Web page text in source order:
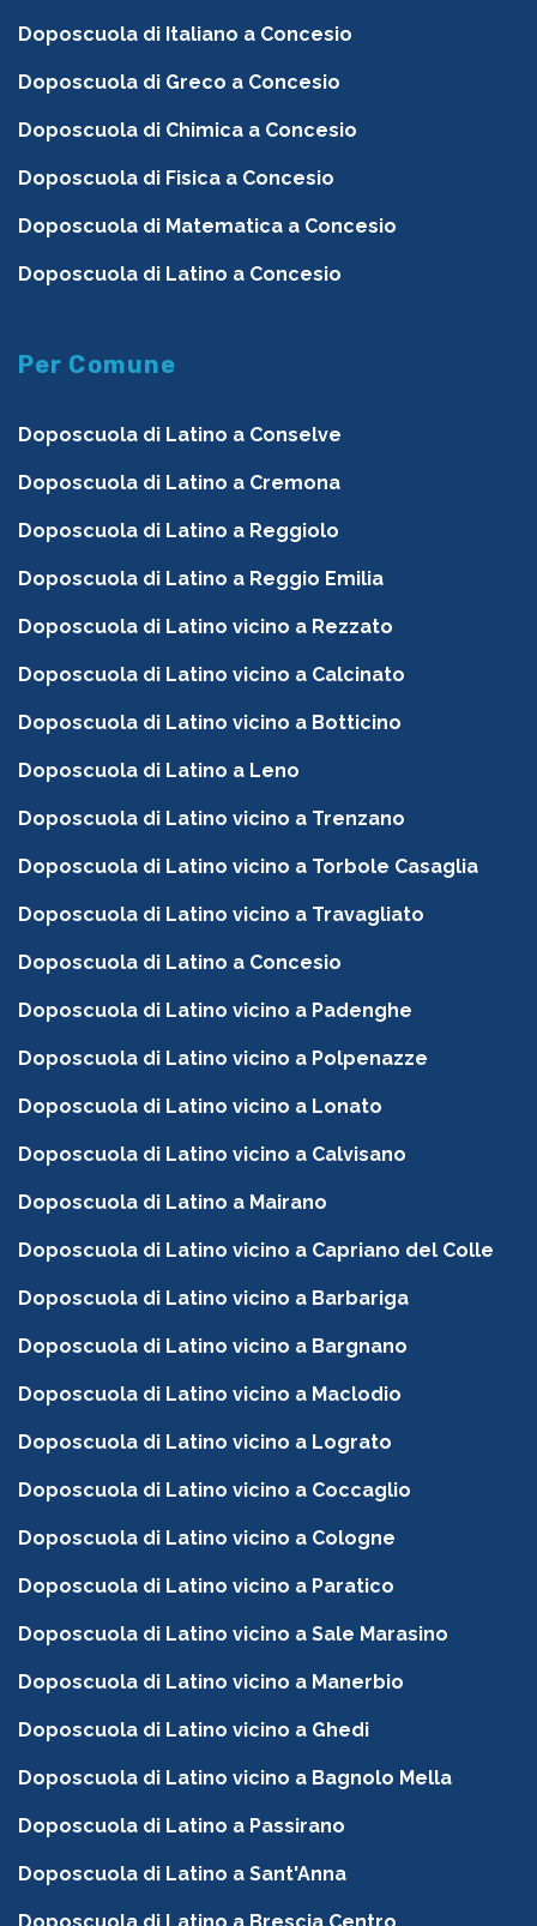
Doposcuola di Italiano a Concesio
Doposcuola di Greco a Concesio
Doposcuola di Chimica a Concesio
Doposcuola di Fisica a Concesio
Doposcuola di Matematica a Concesio
Doposcuola di Latino a Concesio
Per Comune
Doposcuola di Latino a Conselve
Doposcuola di Latino a Cremona
Doposcuola di Latino a Reggiolo
Doposcuola di Latino a Reggio Emilia
Doposcuola di Latino vicino a Rezzato
Doposcuola di Latino vicino a Calcinato
Doposcuola di Latino vicino a Botticino
Doposcuola di Latino a Leno
Doposcuola di Latino vicino a Trenzano
Doposcuola di Latino vicino a Torbole Casaglia
Doposcuola di Latino vicino a Travagliato
Doposcuola di Latino a Concesio
Doposcuola di Latino vicino a Padenghe
Doposcuola di Latino vicino a Polpenazze
Doposcuola di Latino vicino a Lonato
Doposcuola di Latino vicino a Calvisano
Doposcuola di Latino a Mairano
Doposcuola di Latino vicino a Capriano del Colle
Doposcuola di Latino vicino a Barbariga
Doposcuola di Latino vicino a Bargnano
Doposcuola di Latino vicino a Maclodio
Doposcuola di Latino vicino a Lograto
Doposcuola di Latino vicino a Coccaglio
Doposcuola di Latino vicino a Cologne
Doposcuola di Latino vicino a Paratico
Doposcuola di Latino vicino a Sale Marasino
Doposcuola di Latino vicino a Manerbio
Doposcuola di Latino vicino a Ghedi
Doposcuola di Latino vicino a Bagnolo Mella
Doposcuola di Latino a Passirano
Doposcuola di Latino a Sant'Anna